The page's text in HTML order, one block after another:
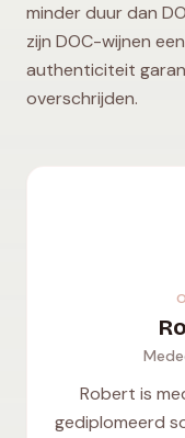
minder duur dan
zijn DOC-wijnen
authenticiteit
overschrijden.
Robert is
gediplomeerd